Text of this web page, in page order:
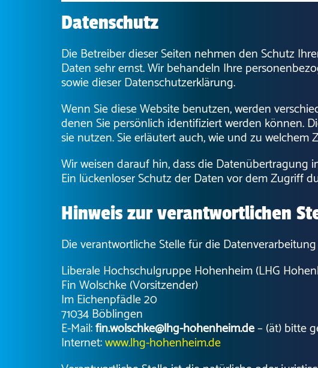
Datenschutz
Die Betreiber dieser Seiten nehmen den Schutz
Daten sehr ernst. Wir behandeln Ihre
sowie dieser Datenschutzerklärung.
Wenn Sie diese Website benutzen, werden
denen Sie persönlich identifiziert werden können.
sie nutzen. Sie erläutert auch, wie und zu welchem
Wir weisen darauf hin, dass die Datenübertragung
Ein lückenloser Schutz der Daten vor dem Zugriff
Hinweis zur verantwortlichen
Die verantwortliche Stelle für die
Liberale Hochschulgruppe Hohenheim (LHG
Fin Wolschke (Vorsitzender)
Im Eichenpfädle 20
71034 Böblingen
E-Mail:fin.wolschke@lhg-hohenheim.de– (ät) bitte
Internet:www.lhg-hohenheim.de